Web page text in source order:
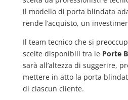
il modello di porta blindata
rende l’acquisto, un
Il team tecnico che si
scelte disponibili tra le Porte
sarà all’altezza di suggerire,
mettere in atto la porta
di ciascun cliente.